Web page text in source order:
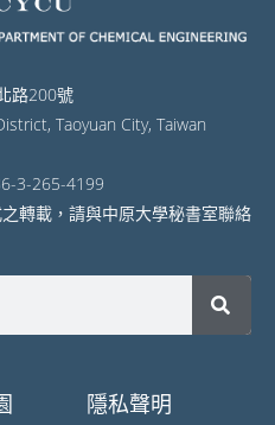
路200號
Taoyuan City, Taiwan
3-265-4199
轉載，請與中原大學秘書室聯絡
隱私聲明